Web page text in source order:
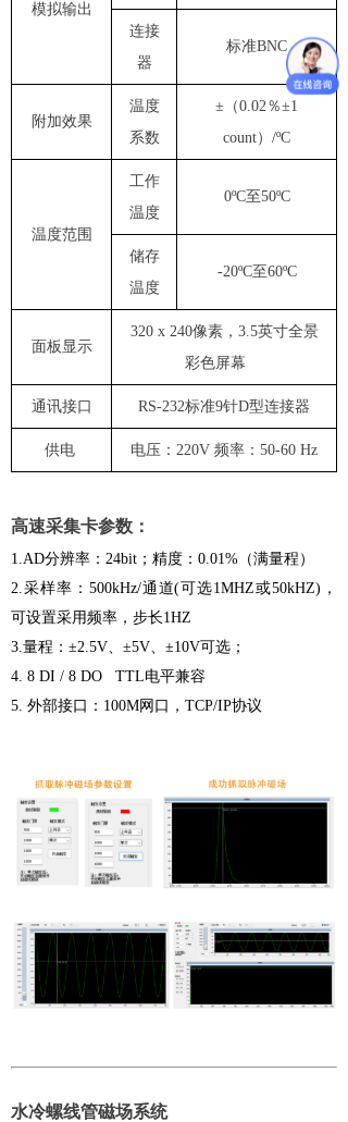
模拟输出
连接
器
标准BNC
附加效果
温度
系数
±（0.02％±1
count）/ºC
温度范围
工作
温度
0ºC至50ºC
储存
温度
-20ºC至60ºC
面板显示
320 x 240像素，3.5英寸全景
彩色屏幕
通讯接口 RS-232标准9针D型连接器
供电 电压： 220V 频率：50-60 Hz
高速采集卡参数：
1.AD分辨率： 24bit ； 精度： 0.01% （满量程）
2.采样率： 500kHz/通道(可选1MHZ或50kHZ) ，
可设置采用频率，步长1HZ
3.量程： ±2.5V、±5V、±10V可选；
4. 8 DI / 8 DO TTL电平兼容
5. 外部接口： 100M网口， TCP/IP协议
水冷螺线管磁场系统